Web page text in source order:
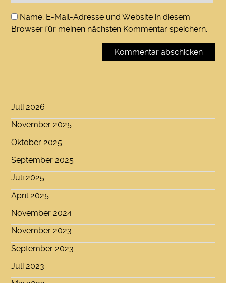
Name, E-Mail-Adresse und Website in diesem
Browser für meinen nächsten Kommentar speichern.
Juli 2026
November 2025
Oktober 2025
September 2025
Juli 2025
April 2025
November 2024
November 2023
September 2023
Juli 2023